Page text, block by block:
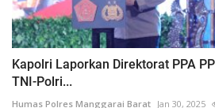
Kapolri Laporkan Direktorat PPA
TNI-Polri...
Humas Polres Manggarai Barat Jan 30, 2025